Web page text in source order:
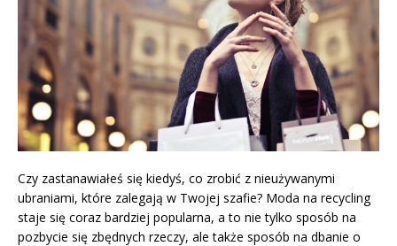
Czy zastanawiałeś się kiedyś, co zrobić z nieużywanymi
ubraniami, które zalegają w Twojej szafie? Moda na recycling
staje się coraz bardziej popularna, a to nie tylko sposób na
pozbycie się zbędnych rzeczy, ale także sposób na dbanie o